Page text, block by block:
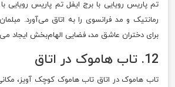
تم پاریس رویایی با برج ایفل تم پاریس رویایی
رمانتیک و مد فرانسوی را به اتاق می‌آورد.
برای دختران عاشق مد، فضایی الهام‌بخش ایجاد
12. تاب هاموک در اتاق
تاب هاموک در اتاق تاب هاموک کوچک آویز،